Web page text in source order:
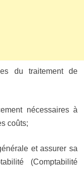
du traitement de
nécessaires à
coûts;
et assurer sa
(Comptabilité